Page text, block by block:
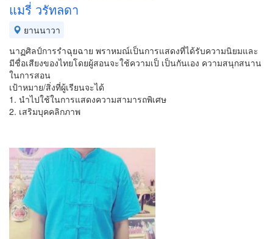
แมรี่ วรัทลดา
ยานนาวา
นาฏศิลป์การรำฉุยฉาย พราหมณ์เป็นการแสดงที่ได้รับความนิยมและ
มีชื่อเสียงของไทยโดยผู้สอนจะใช้ความเป็ เป็นกันเอง ความสนุกสนาน
ในการสอน
เป้าหมาย/สิ่งที่ผู้เรียนจะได้
1. นำไปใช้ในการแสดงความสามารถพิเศษ
2. เสริมบุคคลิกภาพ